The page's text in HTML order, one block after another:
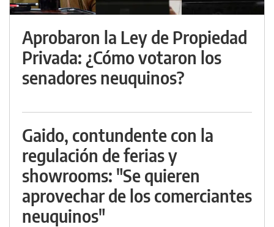
Aprobaron la Ley de Propiedad
Privada: ¿Cómo votaron los
senadores neuquinos?
Gaido, contundente con la
regulación de ferias y
showrooms: "Se quieren
aprovechar de los comerciantes
neuquinos"